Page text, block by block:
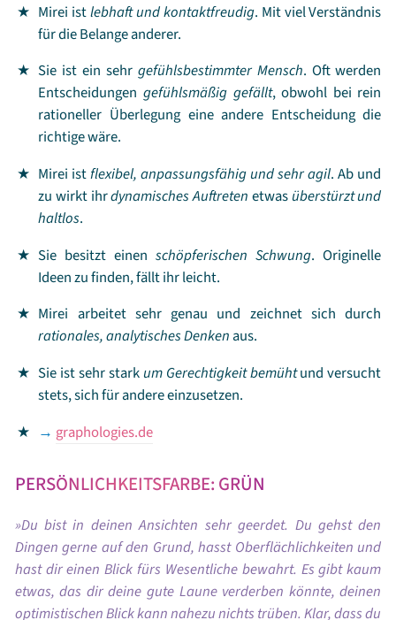
Mirei istlebhaft und kontaktfreudig. Mit viel Verständnis
für die Belange anderer.
Sie ist ein sehr gefühlsbestimmter Mensch. Oft werden
Entscheidungen gefühlsmäßig gefällt, obwohl bei rein
rationeller Überlegung eine andere Entscheidung die
richtige wäre.
Mirei istflexibel, anpassungsfähig und sehr agil. Ab und
zu wirkt ihrdynamisches Auftreten etwasüberstürzt und
haltlos.
Sie besitzt einenschöpferischen Schwung. Originelle
Ideen zu finden, fällt ihr leicht.
Mirei arbeitet sehr genau und zeichnet sich durch
rationales, analytisches Denkenaus.
Sie ist sehr starkum Gerechtigkeit bemühtund versucht
stets, sich für andere einzusetzen.
→ graphologies.de
PERSÖNLICHKEITSFARBE: GRÜN
Du bist in deinen Ansichten sehr geerdet. Du gehst den
Dingen gerne auf den Grund, hasst Oberflächlichkeiten und
hast dir einen Blick fürs Wesentliche bewahrt. Es gibt kaum
etwas, das dir deine gute Laune verderben könnte, deinen
optimistischen Blick kann nahezu nichts trüben. Klar, dass du